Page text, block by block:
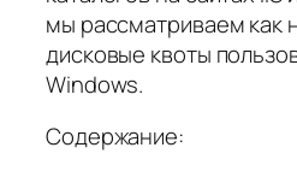
мы рассматриваем как
дисковые квоты
Windows.
Содержание: